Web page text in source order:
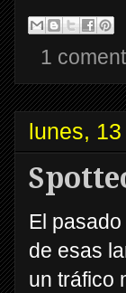
1
lunes,
El
de esas
un tráfico